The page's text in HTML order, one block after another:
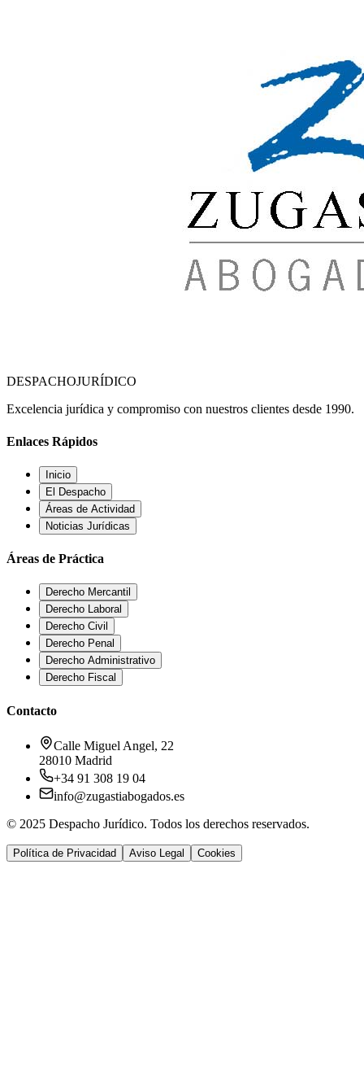
DESPACHOJURÍDICO
Excelencia jurídica y compromiso con nuestros clientes desde 1990.
Enlaces Rápidos
Inicio
El Despacho
Áreas de Actividad
Noticias Jurídicas
Áreas de Práctica
Derecho Mercantil
Derecho Laboral
Derecho Civil
Derecho Penal
Derecho Administrativo
Derecho Fiscal
Contacto
Calle Miguel Angel, 22
28010 Madrid
+34 91 308 19 04
info@zugastiabogados.es
© 2025 Despacho Jurídico. Todos los derechos reservados.
Política de Privacidad Aviso Legal Cookies